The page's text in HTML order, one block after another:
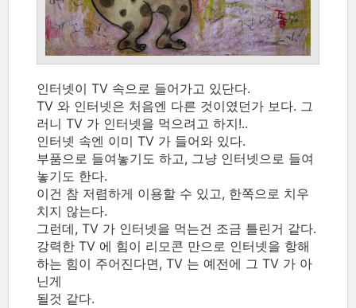
인터넷이 TV 속으로 들어가고 있단다.
TV 와 인터넷은 처음엔 다른 것이였던가 보다. 그
러니 TV 가 인터넷을 먹으려고 하지!..
인터넷 속엔 이미 TV 가 들어와 있다.
부품으로 들여놓기도 하고, 그냥 인터넷으로 들여
놓기도 한다.
이건 참 저렴하게 이용할 수 있고, 한쪽으로 치우
치지 않는다.
그런데, TV 가 인터넷을 먹는건 조금 틀린거 같다.
강력한 TV 에 힘이 리모콘 만으로 인터넷을 항해
하는 힘이 주어진다면, TV 는 예전에 그 TV 가 아
닌게
될것 같다.